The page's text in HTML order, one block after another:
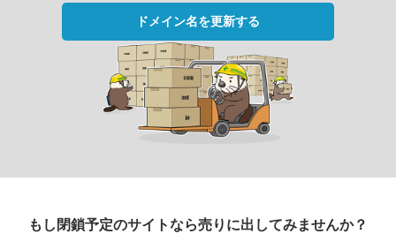
ドメイン名を更新する
もし閉鎖予定のサイトなら売りに出してみませんか？